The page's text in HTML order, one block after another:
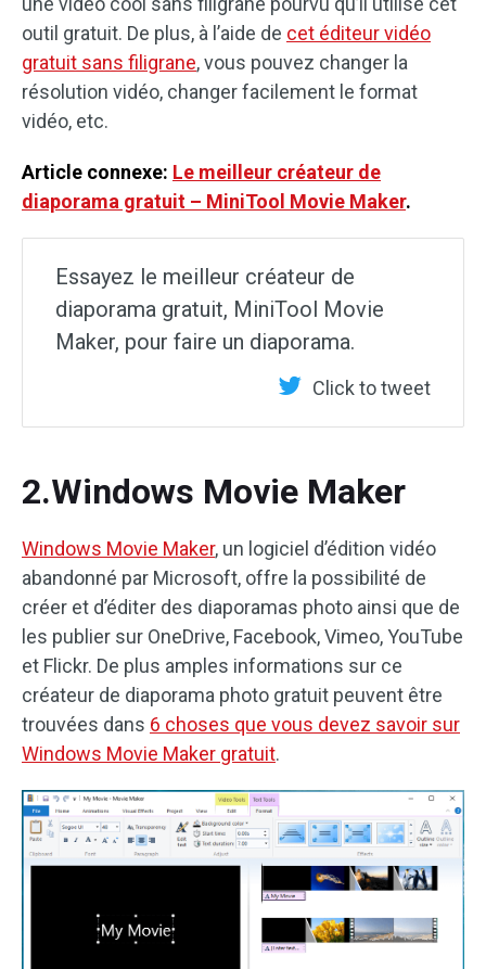
outil gratuit. De plus, à l’aide de cet éditeur vidéo
gratuit sans filigrane, vous pouvez changer la
résolution vidéo, changer facilement le format
vidéo, etc.
Article connexe: Le meilleur créateur de
diaporama gratuit – MiniTool Movie Maker.
Essayez le meilleur créateur de
diaporama gratuit, MiniTool Movie
Maker, pour faire un diaporama.
Click to tweet
2.Windows Movie Maker
Windows Movie Maker, un logiciel d’édition vidéo
abandonné par Microsoft, offre la possibilité de
créer et d’éditer des diaporamas photo ainsi que de
les publier sur OneDrive, Facebook, Vimeo, YouTube
et Flickr. De plus amples informations sur ce
créateur de diaporama photo gratuit peuvent être
trouvées dans 6 choses que vous devez savoir sur
Windows Movie Maker gratuit.